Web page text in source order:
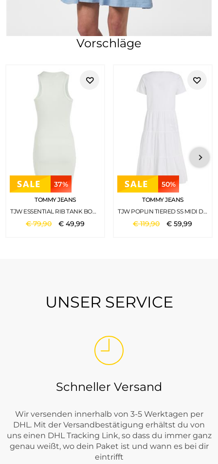
Vorschläge
37%
TOMMY JEANS
TJW ESSENTIAL RIB TANK BODYCON MINTY
€79,90 €49,99
50%
TOMMY JEANS
TJW POPLIN TIERED SS MIDI DRESS WHITE
€119,90 €59,99
UNSER SERVICE
Schneller Versand
Wir versenden innerhalb von 3-5 Werktagen per
DHL. Mit der Versandbestätigung erhältst du von
uns einen DHL Tracking Link, so dass du immer ganz
genau weißt, wo dein Paket ist und wann es bei dir
eintrifft